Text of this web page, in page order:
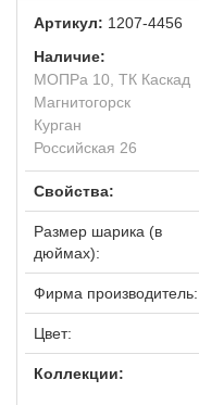
Артикул: 1207-4456
Наличие:
МОПРа 10, ТК Каскад
Магнитогорск
Курган
Российская 26
Свойства:
Размер шарика (в
дюймах):
Фирма производитель:
Цвет:
Коллекции: